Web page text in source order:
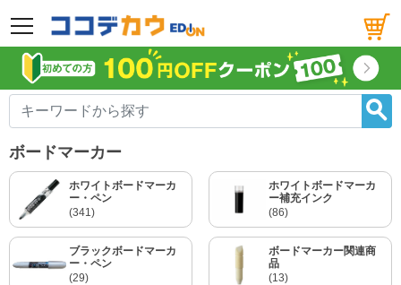
メニュー
ボードマーカー
ホワイトボードマーカ
ー・ペン
(341)
ホワイトボードマーカ
ー補充インク
(86)
ブラックボードマーカ
ー・ペン
(29)
ボードマーカー関連商
品
(13)